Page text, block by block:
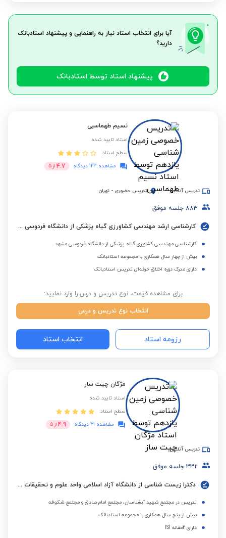
آیا برای انتخاب استاد نیاز به راهنمایی و پیشنهاد استادبانک
دارید؟
پیشنهاد استاد توسط استادبانک
نسیم طهماسبی
استاد تایید شده
سطح استاد:
مشاهده 123 دیدگاه
4.7 از 5
تدریس آنلاین تدریس حضوری - تهران
883 جلسه موفق
کارشناسی ارشد مهندسی کشاورزی گیاه پزشکی از دانشگاه فردوسی مشهد
کارشناسی مهندسی کشاورزی گیاه پزشکی از دانشگاه فردوسی مشهد
بیش از چهار سال همکاری با مجموعه استادبانک
دارای مدرک دوره اخلاق حرفه‌ای تدریس استادبانک
برای مشاهده قیمت، نوع تدریس و درس را وارد نمایید:
انتخاب نوع تدریس و درس
رزومه استاد انتخاب استاد
مژگان چیت ساز
استاد تایید شده
سطح استاد:
مشاهده 41 دیدگاه
4.9 از 5
تدریس آنلاین
332 جلسه موفق
دکترا زیست شناسی از دانشگاه آزاد اسلامی واحد علوم و تحقیقات تهران
تدریس در مجتمع شهید آبشناسان، مجتمع امام صادق و مجتمع شکوفه
بیش از پنج سال همکاری با مجموعه استادبانک
دارای 2مقاله ISI